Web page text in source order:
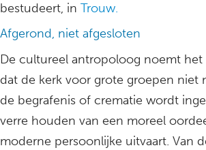
bestudeert, in Trouw.
Afgerond, niet afgesloten
De cultureel antropoloog noemt het
dat de kerk voor grote groepen niet
de begrafenis of crematie wordt
verre houden van een moreel
moderne persoonlijke uitvaart. Van